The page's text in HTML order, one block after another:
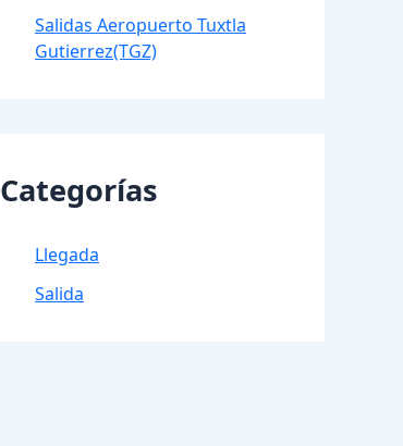
Salidas Aeropuerto Tuxtla
Gutierrez(TGZ)
Categorías
Llegada
Salida